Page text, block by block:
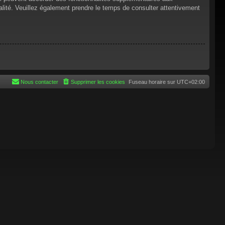
Veuillez également prendre le temps de consulter attentivement
Fuseau horaire sur UTC+02:00
Supprimer les cookies
Nous contacter